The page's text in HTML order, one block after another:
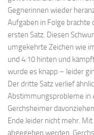
Gegnerinnen wieder
Aufgaben in Folge brachte
ersten Satz. Diesen
umgekehrte Zeichen wie
und 4:10 hinten und
wurde es knapp – leider
Der dritte Satz verlief
Abstimmungsprobleme in
Gerchsheimer
Ende leider nicht mehr.
abgegeben werden.